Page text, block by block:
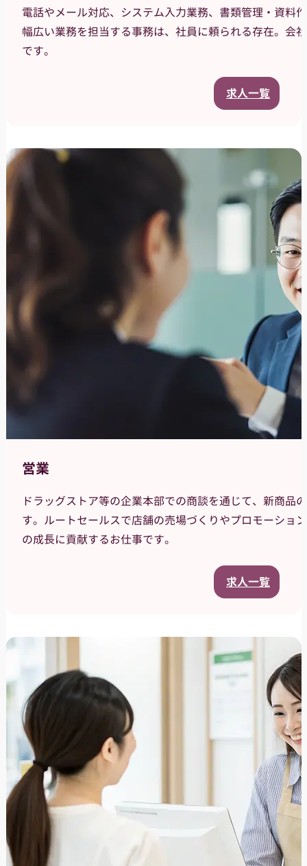
電話やメール対応、システム入力業務、書類管理・資料
幅広い業務を担当する事務は、社員に頼られる存在。会
です。
求人一覧
営業
ドラッグストア等の企業本部での商談を通じて、新商品
す。ルートセールスで店舗の売場づくりやプロモーショ
の成長に貢献するお仕事です。
求人一覧